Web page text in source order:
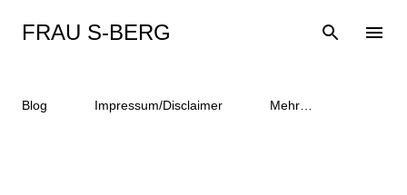
Direkt zum Hauptbereich
FRAU S-BERG
Blog Impressum/Disclaimer Mehr…